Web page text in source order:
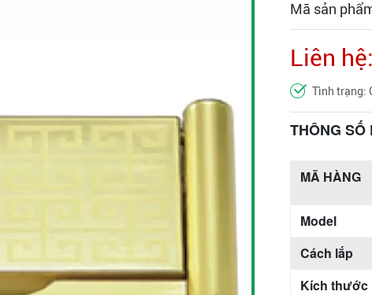
Mã sản
Liên
Tình trạng:
THÔNG SỐ
MÃ HÀNG
Model
Cách lắp
Kích thước